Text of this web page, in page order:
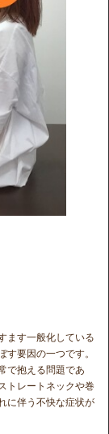
ます一般化している
要因の一つです。
で抱える問題であ
トレートネックや巻
に伴う不快な症状が